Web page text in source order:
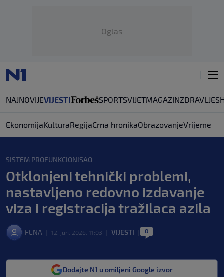
Oglas
NAJNOVIJEVIJESTI SPORTSVIJETMAGAZINZDRAVLJE
EkonomijaKulturaRegijaCrna hronikaObrazovanjeVrijeme
SISTEM PROFUNKCIONISAO
Otklonjeni tehnički problemi,
nastavljeno redovno izdavanje
viza i registracija tražilaca azila
FENA 12. jun. 2026. 11:03 VIJESTI 0
Dodajte N1 u omiljeni Google izvor